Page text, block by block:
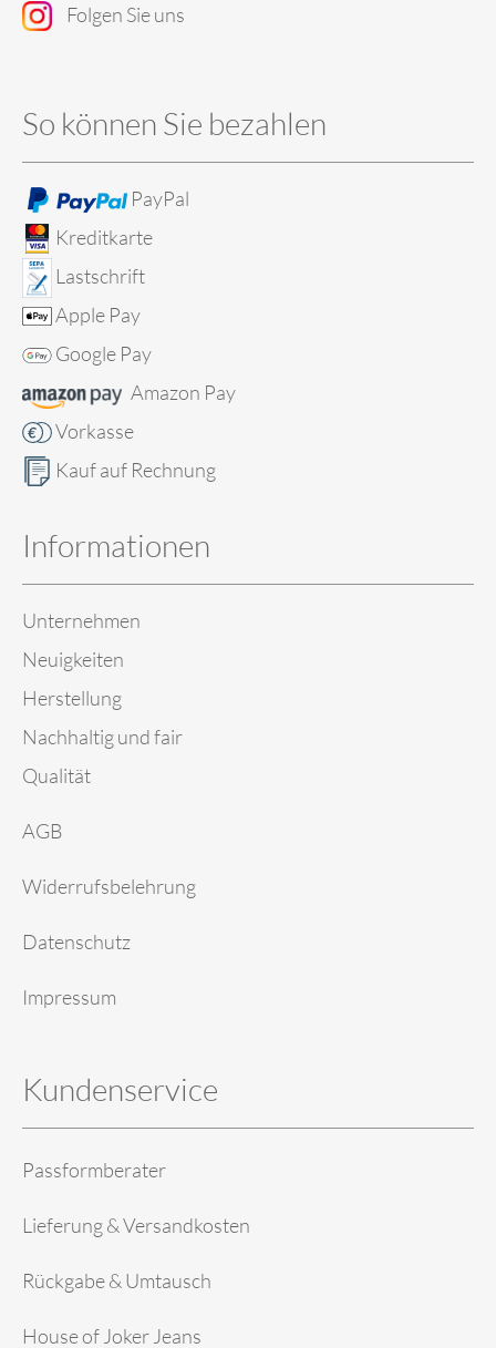
Folgen Sie uns
So können Sie bezahlen
PayPal
Kreditkarte
Lastschrift
Apple Pay
Google Pay
Amazon Pay
Vorkasse
Kauf auf Rechnung
Informationen
Unternehmen
Neuigkeiten
Herstellung
Nachhaltig und fair
Qualität
AGB
Widerrufsbelehrung
Datenschutz
Impressum
Kundenservice
Passformberater
Lieferung & Versandkosten
Rückgabe & Umtausch
House of Joker Jeans